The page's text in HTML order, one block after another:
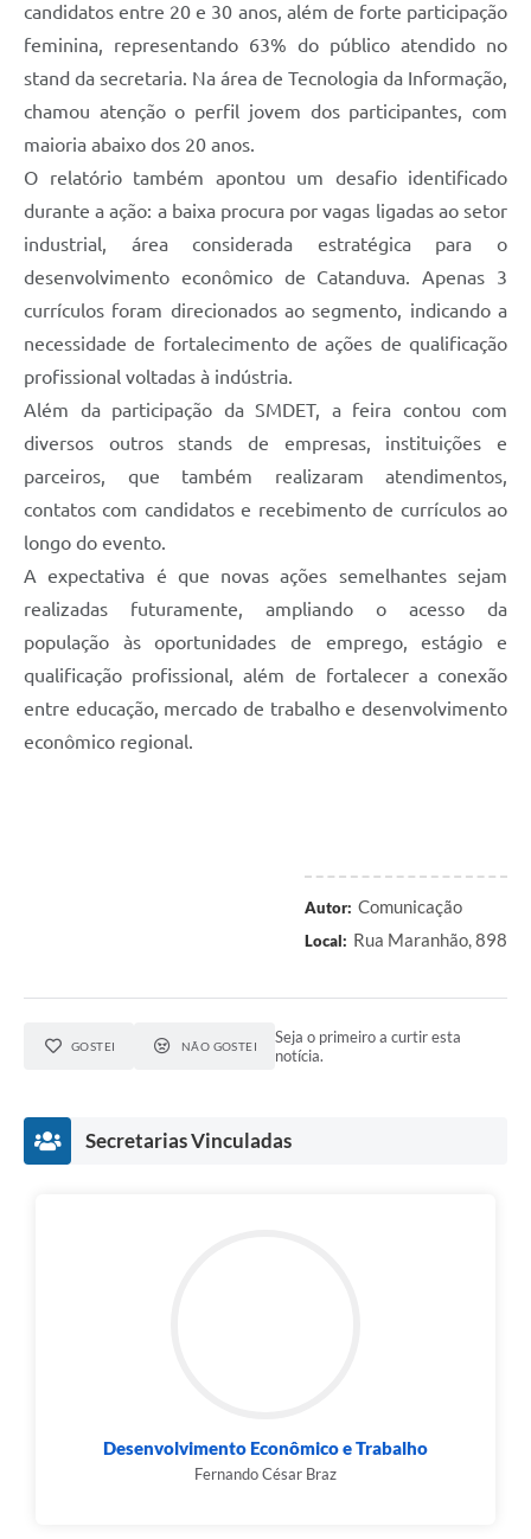
candidatos entre 20 e 30 anos, além de forte participação
feminina, representando 63% do público atendido no
stand da secretaria. Na área de Tecnologia da Informação,
chamou atenção o perfil jovem dos participantes, com
maioria abaixo dos 20 anos.
O relatório também apontou um desafio identificado
durante a ação: a baixa procura por vagas ligadas ao setor
industrial, área considerada estratégica para o
desenvolvimento econômico de Catanduva. Apenas 3
currículos foram direcionados ao segmento, indicando a
necessidade de fortalecimento de ações de qualificação
profissional voltadas à indústria.
Além da participação da SMDET, a feira contou com
diversos outros stands de empresas, instituições e
parceiros, que também realizaram atendimentos,
contatos com candidatos e recebimento de currículos ao
longo do evento.
A expectativa é que novas ações semelhantes sejam
realizadas futuramente, ampliando o acesso da
população às oportunidades de emprego, estágio e
qualificação profissional, além de fortalecer a conexão
entre educação, mercado de trabalho e desenvolvimento
econômico regional.
Autor: Comunicação
Local: Rua Maranhão, 898
GOSTEI NÃO GOSTEI
Seja o primeiro a curtir esta
notícia.
Secretarias Vinculadas
Desenvolvimento Econômico e Trabalho
Fernando César Braz